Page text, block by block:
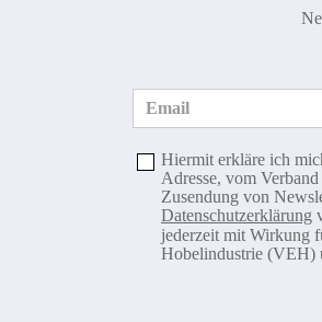
Email
Hiermit erkläre ich
Adresse, vom
Zusendung von
Datenschutzerklärung
jederzeit mit Wirkung
Hobelindustrie (VEH)